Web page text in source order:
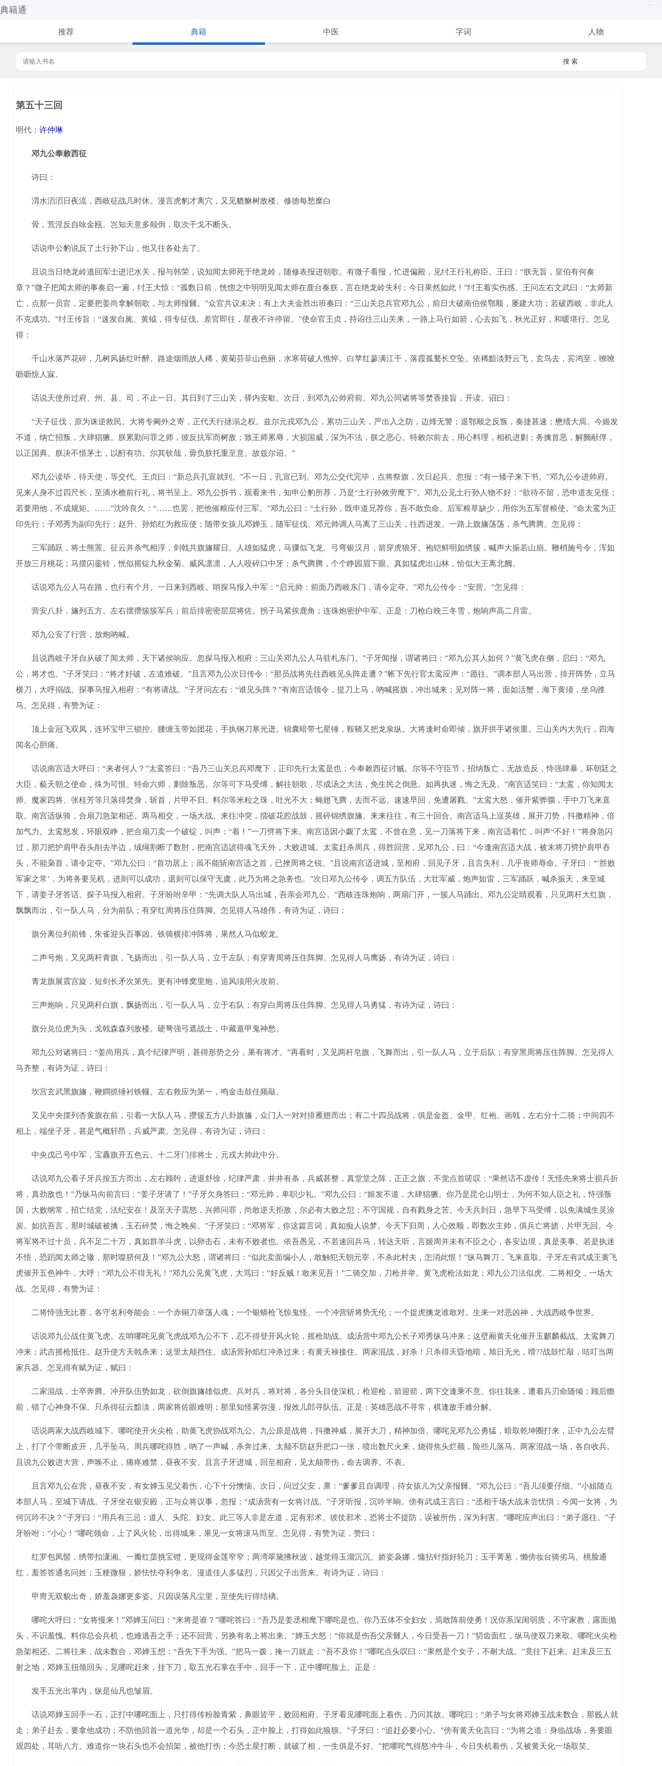
典籍通
推荐 典籍 中医 字词 人物
搜 索
第五十三回
明代： 许仲琳
邓九公奉敕西征
诗曰：
渭水滔滔日夜流，西岐征战几时休。漫言虎豹才离穴，又见貔貅树敌楼。修德每愁糜白
骨，荒淫反自咏金瓯。岂知天意多颠倒，取次干戈不断头。
话说申公豹说反了土行孙下山，他又往各处去了。
且说当日绝龙岭逃回军士进汜水关，报与韩荣，说知闻太师死于绝龙岭，随修表报进朝歌。有微子看报，忙进偏殿，见纣王行礼称臣。王曰：“朕无旨，皇伯有何奏
章？”微子把闻太师的事奏启一遍，纣王大惊：“孤数日前，恍惚之中明明见闻太师在鹿台奏朕，言在绝龙岭失利；今日果然如此！”纣王着实伤感。王问左右文武曰：“太师新
亡，点那一员官，定要把姜尚拿解朝歌，与太师报雠。”众官共议未决；有上大夫金胜出班奏曰：“三山关总兵官邓九公，前日大破南伯侯鄂顺，屡建大功；若破西岐，非此人
不克成功。”纣王传旨：“速发自旄、黄钺，得专征伐。差官即往，星夜不许停留。”使命官王贞，持诏往三山关来，一路上马行如箭，心去如飞，秋光正好，和暖堪行。怎见
得：
千山水落芦花碎，几树风扬红叶醉。路途烟雨故人稀，黄菊芬菲山色丽，水寒荷破人憔悴。白苹红蓼满江干，落霞孤鹜长空坠。依稀黯淡野云飞，玄鸟去，宾鸿至，嘹嘹
呖呖惊人寐。
话说天使所过府、州、县、司，不止一日。其日到了三山关，驿内安歇。次日，到邓九公帅府前。邓九公同诸将等焚香接旨，开读。诏曰：
“天子征伐，原为诛逆救民。大将专阃外之寄，正代天行拯溺之权。兹尔元戎邓九公，累功三山关，严出入之防，边烽无警；退鄂顺之反叛，奏捷甚速；懋绩大焉。今姬发
不道，纳亡招叛，大肆猖獗。朕累勤问罪之师，彼反抗军而树敌；致王师累辱，大损国威，深为不法，朕之恶心。特敕尔前去，用心料理，相机进剿；务擒首恶，解阙献俘，
以正国典。朕决不惜茅土，以酧有功。尔其钦哉，毋负朕托重至意。故兹尔诏。”
邓九公读毕，待天使，等交代。王贞曰：“新总兵孔宣就到。”不一日，孔宣已到。邓九公交代完毕，点将祭旗，次日起兵。忽报：“有一矮子来下书。”邓九公令进帅府。
见来人身不过四尺长，至滴水檐前行礼，将书呈上。邓九公拆书，观看来书，知申公豹所荐，乃是“土行孙效劳麾下”。邓九公见土行孙人物不好：“欲待不留，恐申道友见怪；
若要用他，不成规矩。……”沈吟良久：“……也罢，把他催粮应付三军。”邓九公曰：“土行孙，既申道兄荐你，吾不敢负命。后军粮草缺少，用你为五军督粮使。”命太鸾为正
印先行；子邓秀为副印先行；赵升、孙焰红为救应使；随带女孩儿邓婵玉，随军征伐。邓元帅调人马离了三山关，往西进发。一路上旗旛荡荡，杀气腾腾。怎见得：
三军踊跃，将士熊罴。征云并杀气相浮，剑戟共旗旛耀日。人雄如猛虎，马骤似飞龙。弓弯银汉月，箭穿虎狼牙。袍铠鲜明如绣簇，喊声大振若山崩。鞭梢施号令，浑如
开放三月桃花；马摆闪銮铃，恍似摇锭九秋金菊。威风凛凛，人人咬碎口中牙；杀气腾腾，个个睁园眉下眼。真如猛虎出山林，恰似大王离北阙。
话说邓九公人马在路，也行有个月。一日来到西岐。哨探马报入中军：“启元帅：前面乃西岐东门，请令定夺。”邓九公传令：“安营。”怎见得：
营安八卦，旛列五方。左右摆攒簇簇军兵；前后排密密层层将佐。拐子马紧挨鹿角；连珠炮密护中军。正是：刀枪白映三冬雪，炮响声高二月雷。
邓九公安了行营，放炮吶喊。
且说西岐子牙自从破了闻太师，天下诸侯响应。忽探马报入相府：三山关邓九公人马驻札东门。”子牙闻报，谓诸将曰：“邓九公其人如何？”黄飞虎在侧，启曰：“邓九
公，将才也。”子牙笑曰：“将才好破，左道难破。”且言邓九公次日传令：“那员战将先往西岐见头阵走遭？”帐下先行官太鸾应声：“愿往。”调本部人马出营，排开阵势，立马
横刀，大呼搦战。探事马报入相府：“有将请战。”子牙问左右：“谁见头阵？”有南宫适领令，提刀上马，吶喊摇旗，冲出城来；见对阵一将，面如活蟹，海下黄须，坐乌骓
马。怎见得，有赞为证：
顶上金冠飞双凤，连环宝甲三锁控。腰缠玉带如团花，手执钢刀寒光迸。锦囊暗带七星锤，鞍鞽又把龙泉纵。大将逢时命即倾，旗开拱手诸侯重。三山关内大先行，四海
闻名心胆痛。
话说南宫适大呼曰：“来者何人？”太鸾答曰：“吾乃三山关总兵邓麾下，正印先行太鸾是也；今奉敕西征讨贼。尔等不守臣节，招纳叛亡，无故造反，恃强肆暴，坏朝廷之
大臣，藐天朝之使命，殊为可恨。特命六师，剿除叛恶。尔等可下马受缚，解往朝歌，尽成汤之大法，免生民之倒悬。如再执迷，悔之无及。”南宫适笑曰：“太鸾，你知闻太
师、魔家四将、张桂芳等只落得焚身，斩首，片甲不归。料尔等米粒之珠，吐光不大；蝇翅飞腾，去而不远。速速早回，免遭屠戮。”太鸾大怒，催开紫骅骝，手中刀飞来直
取。南宫适纵骑，合扇刀急架相还。两马相交，一场大战。来往冲突，擂破花腔战鼓，摇碎锦绣旗旛。来来往往，有三十回合。南宫适马上逞英雄，展开刀势，抖擞精神，倍
加气力。太鸾怒发，环眼双睁，把合扇刀卖一个破锭，叫声：“着！”一刀劈将下来。南宫适因小觑了太鸾，不曾在意，见一刀落将下来，南宫适着忙，叫声“不好！”将身急闪
过，那刀把护肩甲吞头削去半边，绒绳割断了数肘，把南宫适諕得魂飞天外，大败进城。太鸾赶杀周兵，得胜回营，见邓九公，曰：“今逢南宫适大战，被末将刀劈护肩甲吞
头，不能枭首，请令定夺。”邓九公曰：“首功居上；虽不能斩南宫适之首，已挫周将之锐。”且说南宫适进城，至相府，回见子牙，且言失利，几乎丧师辱命。子牙曰：“‘胜败
军家之常’，为将务要见机，进则可以成功，退则可以保守无虞，此乃为将之急务也。”次日邓九公传令，调五方队伍，大壮军威，炮声如雷，三军踊跃，喊杀振天，来至城
下，请姜子牙答话。探子马报入相府。子牙吩咐辛甲：“先调大队人马出城，吾亲会邓九公。”西岐连珠炮响，两扇门开，一簇人马踊出。邓九公定睛观看，只见两杆大红旗，
飘飘而出，引一队人马，分为前队；有穿红周将压住阵脚。怎见得人马雄伟，有诗为证，诗曰：
旗分离位列前锋，朱雀迎头百事凶。铁骑横排冲阵将，果然人马似蛟龙。
二声号炮，又见两杆青旗，飞扬而出，引一队人马，立于左队；有穿青周将压住阵脚。怎见得人马鹰扬，有诗为证，诗曰：
青龙旗展震宫旋，短剑长矛次第先。更有冲锋窝里炮，追风须用火攻前。
三声炮响，只见两杆白旗，飘扬而出，引一队人马，立于右队；有穿白周将压住阵脚。怎见得人马勇猛，有诗为证，诗曰：
旗分兑位虎为头，戈戟森森列敌楼。硬弩强弓遮战士，中藏遁甲鬼神愁。
邓九公对诸将曰：“姜尚用兵，真个纪律严明，甚得形势之分，果有将才。”再看时，又见两杆皂旗，飞舞而出，引一队人马，立于后队；有穿黑周将压住阵脚。怎见得人
马齐整，有诗为证，诗曰：
坎宫玄武黑旗旛，鞭鐧抓锤衬铁轈。左右救应为第一，鸣金击鼓任频敲。
又见中央摆列杏黄旗在前，引着一大队人马，攒簇五方八卦旗旛，众门人一对对排雁翅而出；有二十四员战将，俱是金盔、金甲、红袍、画戟，左右分十二骑；中间四不
相上，端坐子牙，甚是气概轩昂，兵威严肃。怎见得，有诗为证，诗曰：
中央戊己号中军，宝纛旗开五色云。十二牙门排将士，元戎大帅此中分。
话说邓九公看子牙兵按五方而出，左右顾盻，进退舒徐，纪律严肃，井井有条，兵威甚整，真堂堂之阵，正正之旗，不觉点首嗟叹：“果然话不虚传！无怪先来将士损兵折
将，真劲敌也！”乃纵马向前言曰：“姜子牙请了！”子牙欠身答曰：“邓元帅，卑职少礼。”邓九公曰：“姬发不道，大肆猖獗。你乃是昆仑山明士，为何不知人臣之礼，恃强叛
国，大败纲常，招亡结党，法纪安在！及至天子震怒，兴师问罪，尚敢逆天拒敌，尔必有大败之愆；不守国规，自有戮身之苦。今天兵到日，急早下马受缚，以免满城生灵涂
炭。如抗吾言，那时城破被擒，玉石碎焚，悔之晚矣。”子牙笑曰：“邓将军，你这篇言词，真如痴人说梦。今天下归周，人心效顺，即数次主帅，俱兵亡将掳，片甲无回。今
将军将不过十员，兵不足二十万，真如群羊斗虎，以卵击石，未有不败者也。依吾愚见，不若速回兵马，转达天听，言姬周并未有不臣之心，各安边境，真是美事。若是执迷
不悟，恐蹈闻太师之辙，那时噬脐何及！”邓九公大怒，谓诸将曰：“似此卖面编小人，敢触犯天朝元宰，不杀此村夫，怎消此恨！”纵马舞刀，飞来直取。子牙左有武成王黄飞
虎催开五色神牛，大呼：“邓九公不得无礼！”邓九公见黄飞虎，大骂曰：“好反贼！敢来见吾！”二骑交加，刀枪并举。黄飞虎枪法如龙；邓九公刀法似虎。二将相交，一场大
战。怎见得，有赞为证：
二将恃强无比赛，各守名利夸能会：一个赤铜刀举荡人魂；一个银蟒枪飞惊鬼怪。一个冲营斩将势无伦；一个捉虎擒龙谁敢对。生来一对恶凶神，大战西岐争世界。
话说邓九公战住黄飞虎。左哨哪咤见黄飞虎战邓九公不下，忍不得登开风火轮，摇枪助战。成汤营中邓九公长子邓秀纵马冲来；这壁厢黄天化催开玉麒麟截战。太鸾舞刀
冲来；武吉摇枪抵住。赵升使方天戟杀来；这里太颠挡住。成汤营孙焰红冲杀过来；有黄天禄接住。两家混战，好杀！只杀得天昏地暗，旭日无光，嗗??战鼓忙敲，咭叮当两
家兵器。怎见得有赋为证，赋曰：
二家混战，士卒奔腾。冲开队伍势如龙，砍倒旗旛雄似虎。兵对兵，将对将，各分头目使深机；枪迎枪，箭迎箭，两下交逢乘不意。你往我来，遭着兵刃命随倾；顾后瞻
前，错了心神身不保。只杀得征云黯淡，两家将佐眼难明；那里知怪雾弥漫，报效儿郎寻队伍。正是：英雄恶战不寻常，棋逢敌手难分解。
话说两家大战西岐城下。哪咤使开火尖枪，助黄飞虎协战邓九公。九公原是战将，抖擞神威，展开大刀，精神加倍。哪咤见邓九公勇猛，暗取乾坤圈打来，正中九公左臂
上，打了个带断皮开，几乎坠马。周兵哪咤得胜，吶了一声喊，杀奔过来。太颠不防赵升把口一张，喷出数尺火来，烧得焦头烂额，险些儿落马。两家混战一场，各自收兵。
且说九公败进大营，声唤不止，痛疼难禁，昼夜不安。且言子牙进城，回至相府，见太颠带伤，命去调养。不表。
且言邓九公在营，昼夜不安，有女婵玉见父着伤，心下十分懊恼。次日，问过父安，禀：“爹爹且自调理，待女孩儿为父亲报雠。”邓九公曰：“吾儿须要仔细。”小姐随点
本部人马，至城下请战。子牙坐在银安殿，正与众将议事，忽报：“成汤营有一女将讨战。”子牙听报，沉吟半晌。傍有武成王言曰：“丞相千场大战未尝忧惧；今闻一女将，为
何沉吟不决？”子牙曰：“用兵有三忌：道人、头陀、妇女。此三等人非是左道，定有邪术。彼仗邪术，恐将士不提防，误被所伤，深为利害。”哪咤应声出曰：“弟子愿往。”子
牙吩咐：“小心！”哪咤领命，上了风火轮，出得城来，果见一女将滚马而至。怎见得，有赞为证，赞曰：
红罗包凤髻，绣带扣潇湘。一瓣红蕖挑宝镫，更现得金莲窄窄；两湾翠黛拂秋波，越觉得玉溜沉沉。娇姿袅娜，慵拈针指好轮刀；玉手菁葱，懒傍妆台骑劣马。桃脸通
红，羞答答通名问姓；玉粳微狠，娇怯怯夺利争名。漫道佳人多猛烈，只因父子出营来。有诗为证，诗曰：
甲冑无双貌出奇，娇羞袅娜更多姿。只因误落凡尘里，至使先行得结褵。
哪咤大呼曰：“女将慢来！”邓婵玉问曰：“来将是谁？”哪咤答曰：“吾乃是姜丞相麾下哪咤是也。你乃五体不全妇女，焉敢阵前使勇！况你系深闺弱质，不守家教，露面抛
头，不识羞愧。料你总会兵机，也难逃吾之手；还不回营，另换有名上将出来。”婵玉大怒：“你就是伤吾父亲雠人，今日受吾一刀！”切齿面红，纵马使双刀来取。哪咤火尖枪
急架相还。二将往来，战未数合，邓婵玉想：“吾先下手为强。”把马一拨，掩一刀就走：“吾不及你！”哪咤点头叹曰：“果然是个女子，不耐大战。”竟往下赶来。赶未及三五
射之地，邓婵玉扭颈回头，见哪咤赶来，挂下刀，取五光石掌在手中，回手一下，正中哪咤脸上。正是：
发手五光出掌内，纵是仙凡也皱眉。
话说邓婵玉回手一石，正打中哪咤面上，只打得传粉脸青紫，鼻眼皆平，败回相府。子牙看见哪咤面上着伤，乃问其故。哪咤曰：“弟子与女将邓婵玉战未数合，那贱人就
走；弟子赶去，要拿他成功；不防他回首一道光华，却是一个石头，正中脸上，打得如此狼狈。”子牙曰：“追赶必要小心。”傍有黄天化言曰：“为将之道：身临战场，务要眼
观四处，耳听八方。难道你一块石头也不会招架，被他打伤；今恐土星打断，就破了相，一生俱是不好。”把哪咤气得怒冲牛斗，今日失机着伤，又被黄天化一场取笑。